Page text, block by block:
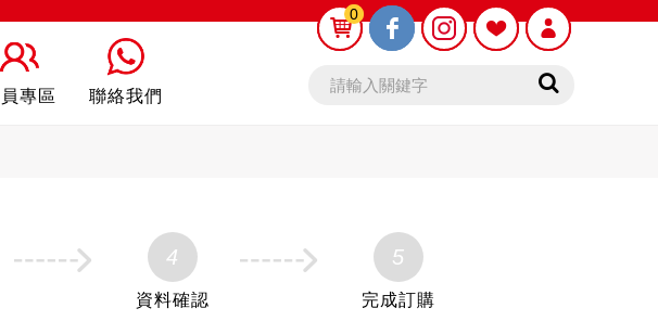
專區 聯絡我們
0
0
4
資料確認
5
完成訂購